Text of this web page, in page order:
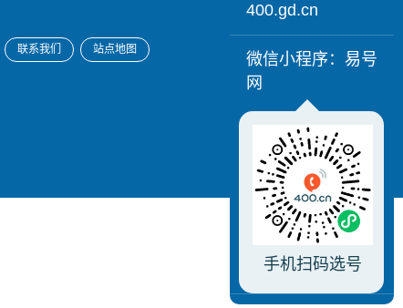
联系我们 站点地图
400.gd.cn
微信小程序：易号
网
手机扫码选号